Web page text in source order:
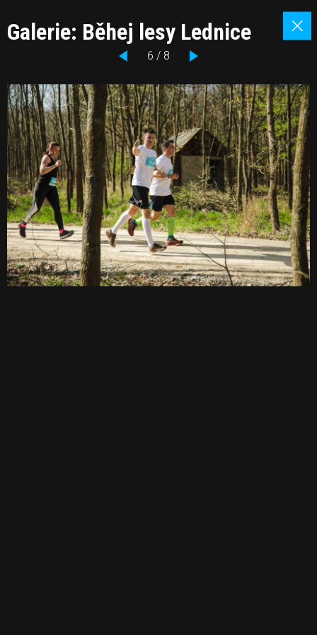
Galerie: Běhej lesy Lednice
6 / 8